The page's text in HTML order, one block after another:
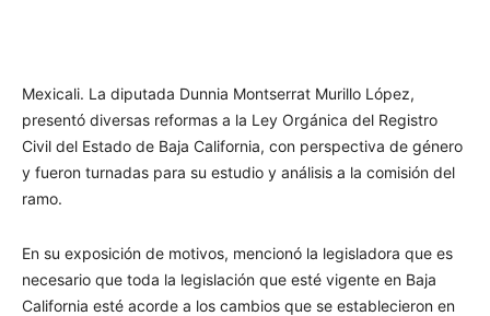
Mexicali. La diputada Dunnia Montserrat Murillo López,
presentó diversas reformas a la Ley Orgánica del Registro
Civil del Estado de Baja California, con perspectiva de género
y fueron turnadas para su estudio y análisis a la comisión del
ramo.
En su exposición de motivos, mencionó la legisladora que es
necesario que toda la legislación que esté vigente en Baja
California esté acorde a los cambios que se establecieron en